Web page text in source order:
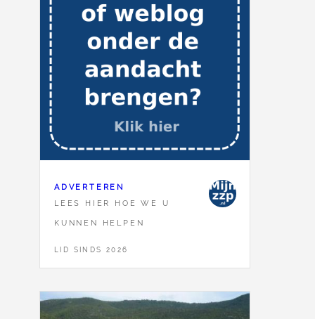
ADVERTEREN
LEES HIER HOE WE U
KUNNEN HELPEN
LID SINDS 2026